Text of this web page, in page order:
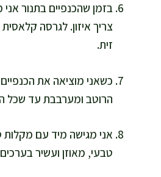
בזמן שהכנפיים בתנור
צריך איזון. לגרסה
זית.
הרוטב ומערבבת עד שכל
אני מגישה מיד עם מקלות
טבעי, מאוזן ועשיר בערכים